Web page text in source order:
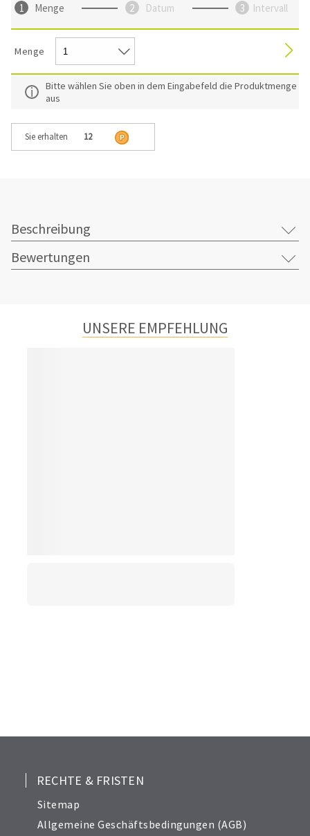
Menge Datum Intervall
Menge
Bitte wählen Sie oben in dem Eingabefeld die Produktmenge
aus
Sie erhalten 12
Beschreibung
Bewertungen
UNSERE EMPFEHLUNG
RECHTE & FRISTEN
Sitemap
Allgemeine Geschäftsbedingungen (AGB)